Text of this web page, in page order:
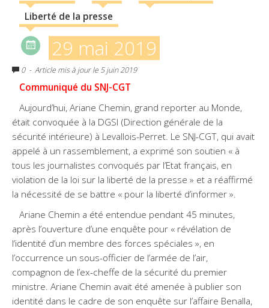
Liberté de la presse
29 mai 2019
0 - Article mis à jour le 5 juin 2019
Communiqué du SNJ-CGT
Aujourd’hui, Ariane Chemin, grand reporter au Monde,
était convoquée à la DGSI (Direction générale de la
sécurité intérieure) à Levallois-Perret. Le SNJ-CGT, qui avait
appelé à un rassemblement, a exprimé son soutien « à
tous les journalistes convoqués par l’Etat français, en
violation de la loi sur la liberté de la presse » et a réaffirmé
la nécessité de se battre « pour la liberté d’informer ».
Ariane Chemin a été entendue pendant 45 minutes,
après l’ouverture d’une enquête pour « révélation de
l’identité d’un membre des forces spéciales », en
l’occurrence un sous-officier de l’armée de l’air,
compagnon de l’ex-cheffe de la sécurité du premier
ministre. Ariane Chemin avait été amenée à publier son
identité dans le cadre de son enquête sur l’affaire Benalla,